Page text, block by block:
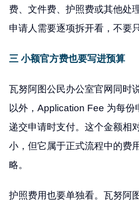
费、文件费、护照费或其他处
申请人需要逐项拆开看，不要
三 小额官方费也要写进预算
瓦努阿图公民办公室官网同时
以外，Application Fee 为每份
递交申请时支付。这个金额相
小，但它属于正式流程中的费
略。
护照费用也要单独看。瓦努阿